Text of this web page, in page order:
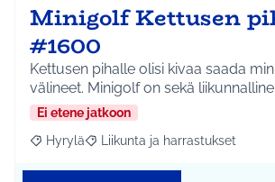
Minigolf Kettusen
#1600
Kettusen pihalle olisi kivaa saada
välineet. Minigolf on sekä
Ei etene jatkoon
Rajaa tulokset aihepiirin mukaan: Hyrylä
Hyrylä Rajaa tulokset teeman
Liikunta ja harrastukset